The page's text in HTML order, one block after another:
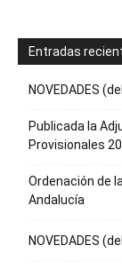
Entradas
NOVEDADES
Publicada la
Provisionales
Ordenación de
Andalucía
NOVEDADES